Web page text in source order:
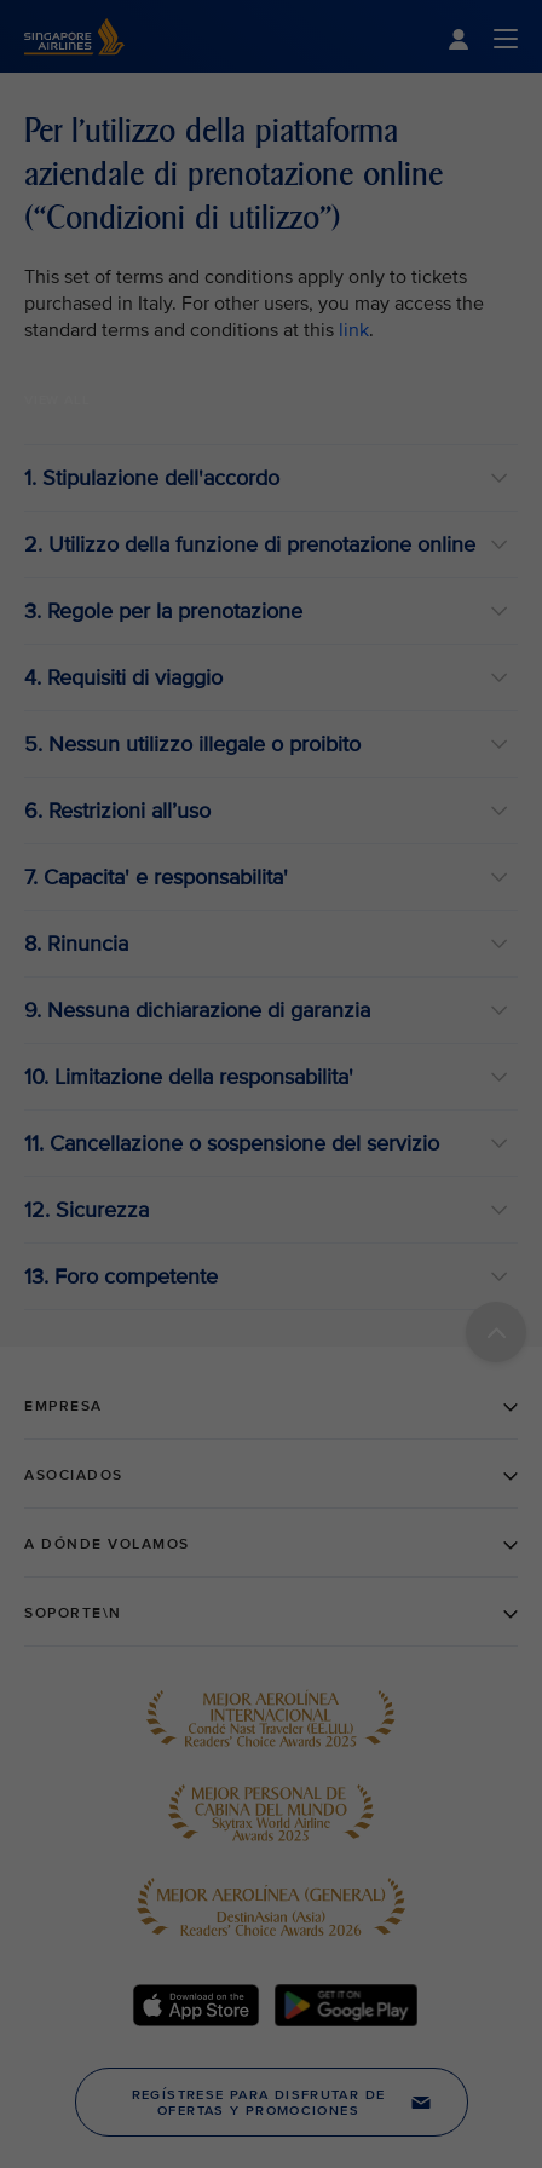
Per l'utilizzo della piattaforma
aziendale di prenotazione online
(“Condizioni di utilizzo”)
This set of terms and conditions apply only to tickets
purchased in Italy. For other users, you may access the
standard terms and conditions at this link.
1. Stipulazione dell'accordo
2. Utilizzo della funzione di prenotazione online
3. Regole per la prenotazione
4. Requisiti di viaggio
5. Nessun utilizzo illegale o proibito
6. Restrizioni all’uso
7. Capacita' e responsabilita'
8. Rinuncia
9. Nessuna dichiarazione di garanzia
10. Limitazione della responsabilita'
11. Cancellazione o sospensione del servizio
12. Sicurezza
13. Foro competente